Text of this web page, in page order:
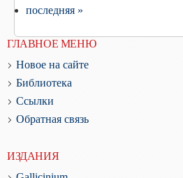
последняя »
ГЛАВНОЕ МЕНЮ
Новое на сайте
Библиотека
Ссылки
Обратная связь
ИЗДАНИЯ